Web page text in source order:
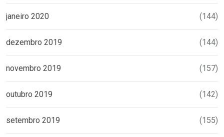
janeiro 2020 (144)
dezembro 2019 (144)
novembro 2019 (157)
outubro 2019 (142)
setembro 2019 (155)